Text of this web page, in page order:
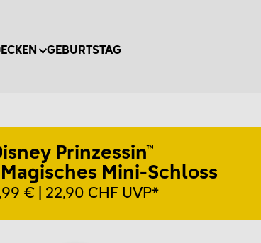
GEBURTSTAG
Prinzessin™
Mini-Schloss
€ | 22,90 CHF UVP*